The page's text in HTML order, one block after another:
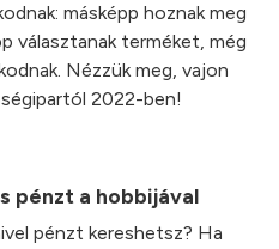
másképp hoznak meg
választanak terméket, még
Nézzük meg, vajon
2022-ben!
pénzt a hobbijával
pénzt kereshetsz? Ha